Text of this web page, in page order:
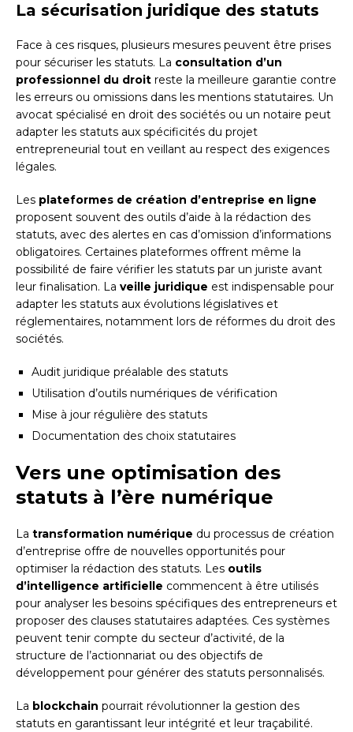
La sécurisation juridique des statuts
Face à ces risques, plusieurs mesures peuvent être prises
pour sécuriser les statuts. La consultation d’un
professionnel du droit reste la meilleure garantie contre
les erreurs ou omissions dans les mentions statutaires. Un
avocat spécialisé en droit des sociétés ou un notaire peut
adapter les statuts aux spécificités du projet
entrepreneurial tout en veillant au respect des exigences
légales.
Les plateformes de création d’entreprise en ligne
proposent souvent des outils d’aide à la rédaction des
statuts, avec des alertes en cas d’omission d’informations
obligatoires. Certaines plateformes offrent même la
possibilité de faire vérifier les statuts par un juriste avant
leur finalisation. La veille juridique est indispensable pour
adapter les statuts aux évolutions législatives et
réglementaires, notamment lors de réformes du droit des
sociétés.
Audit juridique préalable des statuts
Utilisation d’outils numériques de vérification
Mise à jour régulière des statuts
Documentation des choix statutaires
Vers une optimisation des
statuts à l’ère numérique
La transformation numérique du processus de création
d’entreprise offre de nouvelles opportunités pour
optimiser la rédaction des statuts. Les outils
d’intelligence artificielle commencent à être utilisés
pour analyser les besoins spécifiques des entrepreneurs et
proposer des clauses statutaires adaptées. Ces systèmes
peuvent tenir compte du secteur d’activité, de la
structure de l’actionnariat ou des objectifs de
développement pour générer des statuts personnalisés.
La blockchain pourrait révolutionner la gestion des
statuts en garantissant leur intégrité et leur traçabilité.